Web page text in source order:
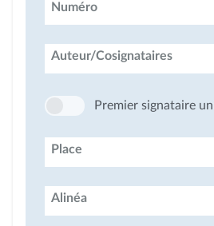
Numéro
Auteur/Cosignataires
Premier signataire
Place
Alinéa